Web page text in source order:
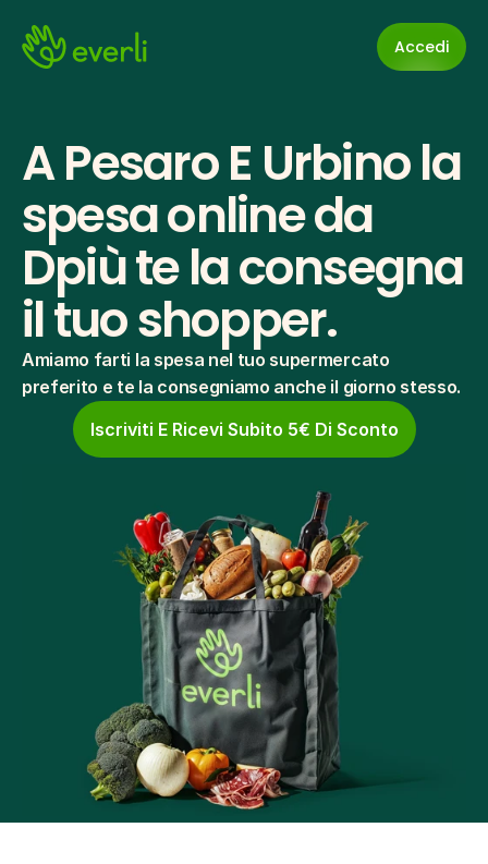
Accedi
A Pesaro E Urbino la
spesa online da
Dpiù te la consegna
il tuo shopper.
Amiamo farti la spesa nel tuo supermercato
preferito e te la consegniamo anche il giorno stesso.
Iscriviti E Ricevi Subito 5€ Di Sconto